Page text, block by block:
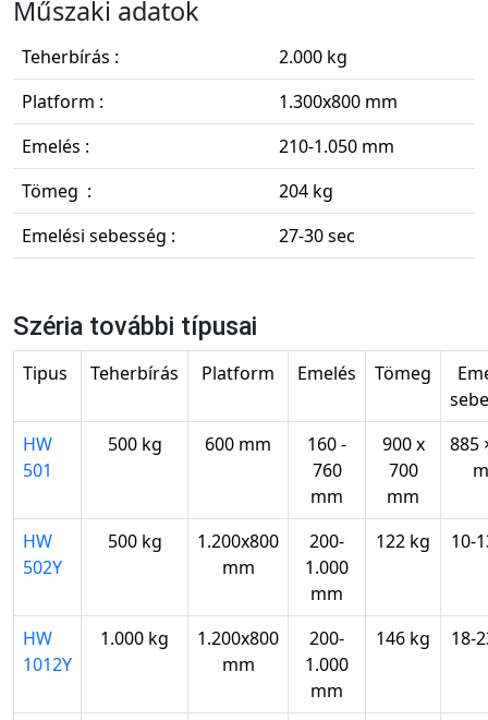
Műszaki adatok
Teherbírás :
2.000 kg
Platform :
1.300x800 mm
Emelés :
210-1.050 mm
Tömeg :
204 kg
Emelési sebesség :
27-30 sec
Széria további típusai
Tipus Teherbírás Platform Emelés Tömeg
HW
501
500 kg 600 mm
160 -
760
mm
900 x
700
mm
885
HW
502Y
500 kg
1.200x800
mm
200-
1.000
mm
122 kg 10-
HW
1012Y
1.000 kg
1.200x800
mm
200-
1.000
mm
146 kg 18-